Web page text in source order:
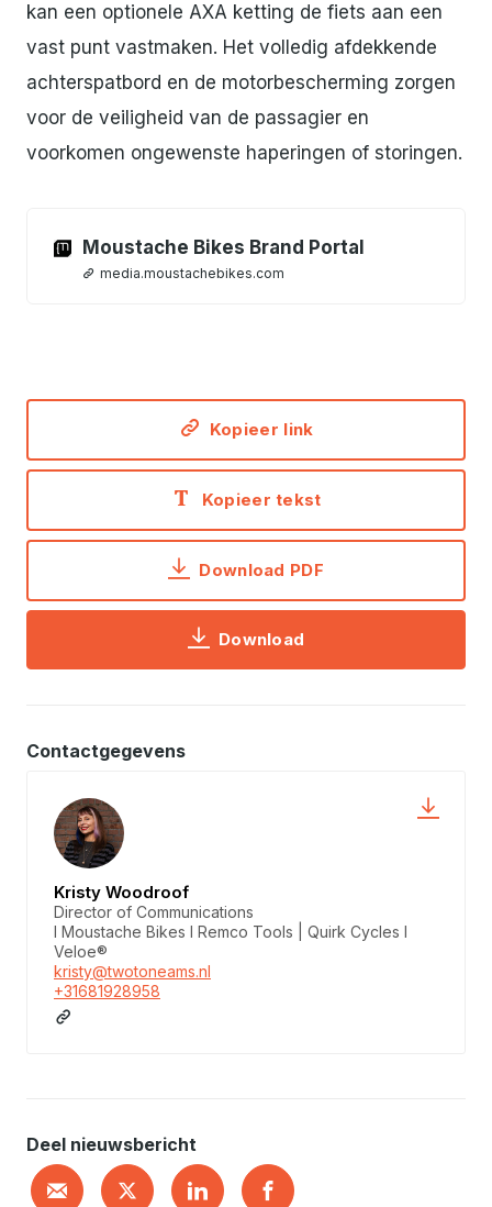
kan een optionele AXA ketting de fiets aan een
vast punt vastmaken. Het volledig afdekkende
achterspatbord en de motorbescherming zorgen
voor de veiligheid van de passagier en
voorkomen ongewenste haperingen of storingen.
Moustache Bikes Brand Portal
media.moustachebikes.com
Kopieer link
Kopieer tekst
Download PDF
Download
Contactgegevens
Kristy Woodroof
Director of Communications
I Moustache Bikes I Remco Tools | Quirk Cycles I
Veloe®
kristy@twotoneams.nl
+31681928958
Deel nieuwsbericht